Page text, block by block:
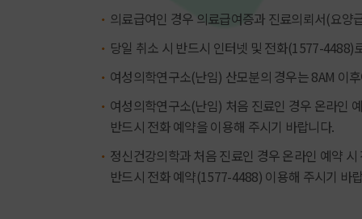
의료급여인 경우 의료급여증과 진료의뢰서(요양
당일 취소 시 반드시 인터넷 및 전화(1577-4488)
여성의학연구소(난임) 산모분의 경우는 8AM 이
여성의학연구소(난임) 처음 진료인 경우 온라인
반드시 전화 예약을 이용해 주시기 바랍니다.
정신건강의학과 처음 진료인 경우 온라인 예약
반드시 전화 예약(1577-4488) 이용해 주시기 바